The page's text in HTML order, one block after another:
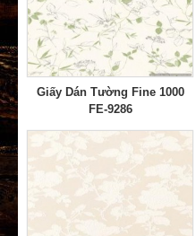
Giấy Dán Tường Fine 1000
FE-9286